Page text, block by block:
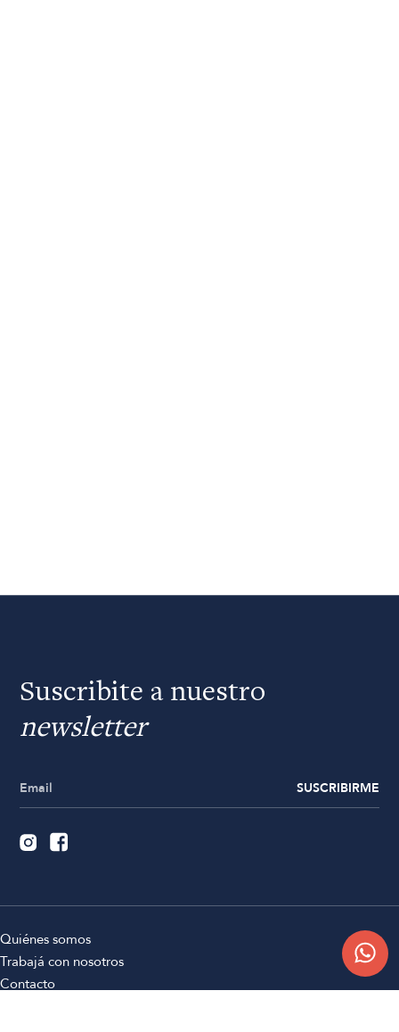
Suscribite a nuestro
newsletter
SUSCRIBIRME
Quiénes somos
Trabajá con nosotros
Contacto